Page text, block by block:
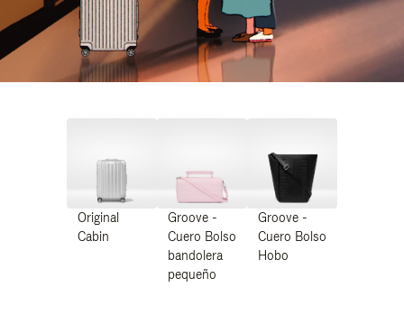
Original
Cabin
Groove -
Cuero Bolso
bandolera
pequeño
Groove -
Cuero Bolso
Hobo